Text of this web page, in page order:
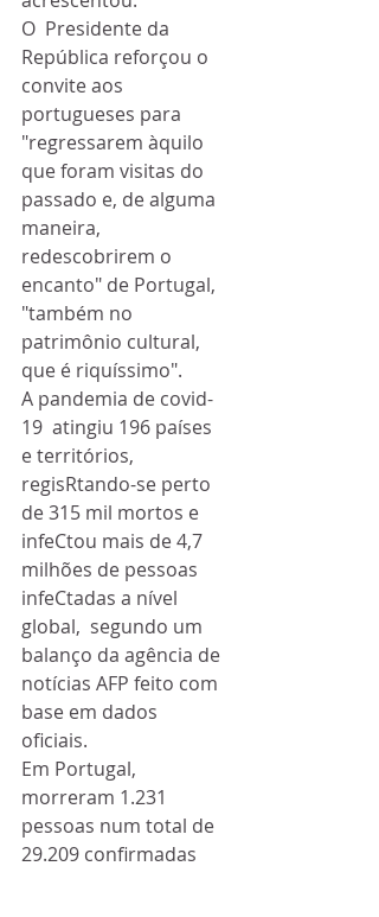
O  Presidente da
República reforçou o
convite aos
portugueses para
"regressarem àquilo
que foram visitas do
passado e, de alguma
maneira,
redescobrirem o
encanto" de Portugal,
"também no
patrimônio cultural,
que é riquíssimo".
A pandemia de covid-
19  atingiu 196 países
e territórios,
regisRtando-se perto
de 315 mil mortos e
infeCtou mais de 4,7
milhões de pessoas
infeCtadas a nível
global,  segundo um
balanço da agência de
notícias AFP feito com
base em dados
oficiais.
Em Portugal,
morreram 1.231
pessoas num total de
29.209 confirmadas